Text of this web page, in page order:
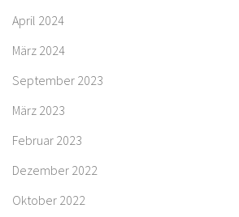
April 2024
März 2024
September 2023
März 2023
Februar 2023
Dezember 2022
Oktober 2022